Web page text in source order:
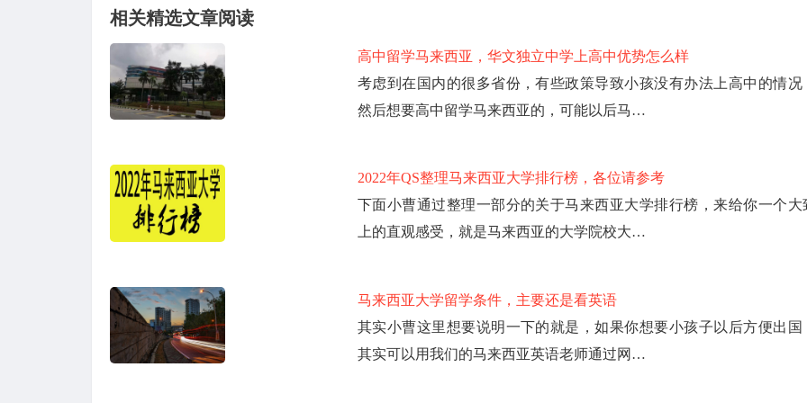
相关精选文章阅读
高中留学马来西亚，华文独立中学上高中优势怎么样
考虑到在国内的很多省份，有些政策导致小孩没有办法上高中的情况
然后想要高中留学马来西亚的，可能以后马…
2022年QS整理马来西亚大学排行榜，各位请参考
下面小曹通过整理一部分的关于马来西亚大学排行榜，来给你一个大
上的直观感受，就是马来西亚的大学院校大…
马来西亚大学留学条件，主要还是看英语
其实小曹这里想要说明一下的就是，如果你想要小孩子以后方便出国
其实可以用我们的马来西亚英语老师通过网…